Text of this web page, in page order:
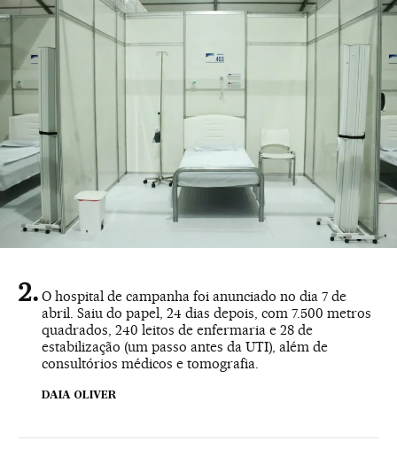
O hospital de campanha foi anunciado no dia 7 de
abril. Saiu do papel, 24 dias depois, com 7.500 metros
quadrados, 240 leitos de enfermaria e 28 de
estabilização (um passo antes da UTI), além de
consultórios médicos e tomografia.
DAIA OLIVER